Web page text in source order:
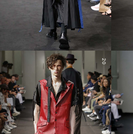
20